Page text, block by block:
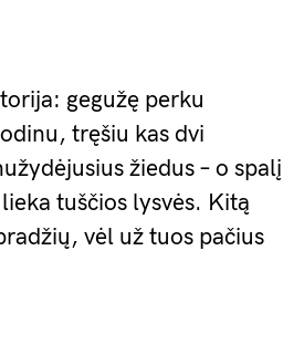
gegužę perku
tręšiu kas dvi
žiedus – o spalį
tuščios lysvės. Kitą
vėl už tuos pačius